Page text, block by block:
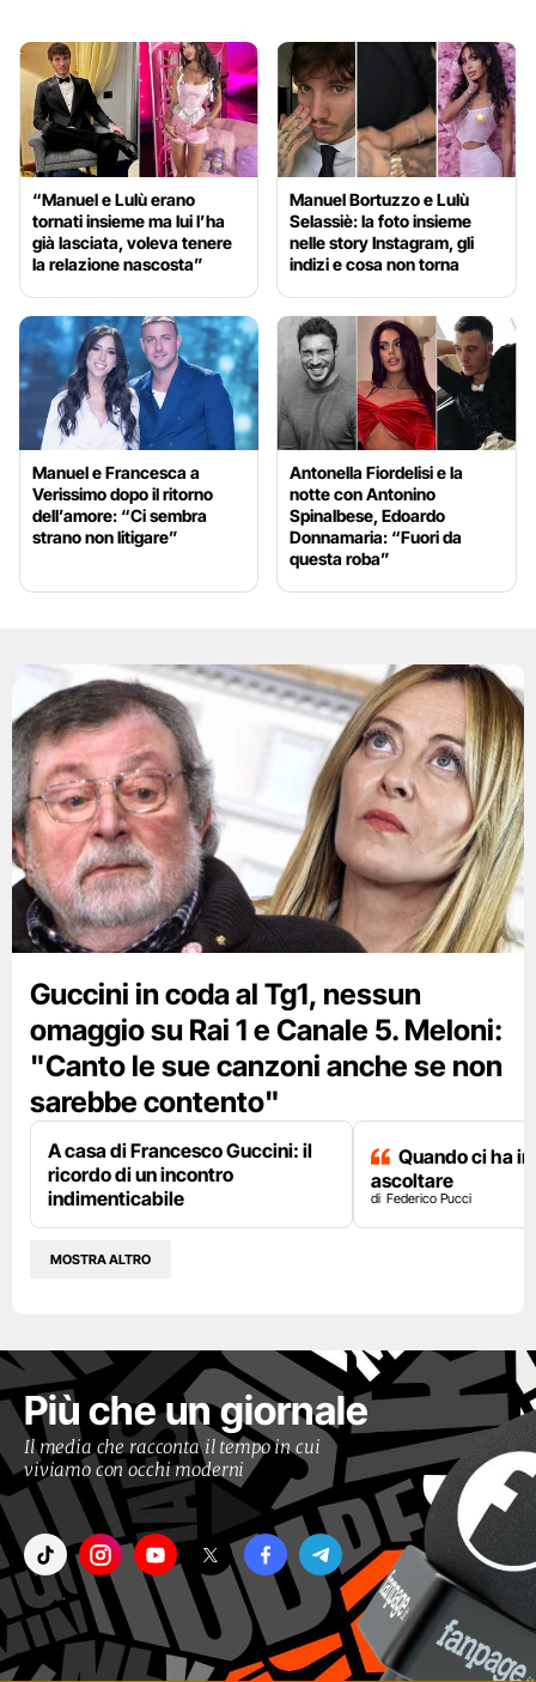
“Manuel e Lulù erano
tornati insieme ma lui l’ha
già lasciata, voleva tenere
la relazione nascosta”
Manuel Bortuzzo e Lulù
Selassiè: la foto insieme
nelle story Instagram, gli
indizi e cosa non torna
Manuel e Francesca a
Verissimo dopo il ritorno
dell’amore: “Ci sembra
strano non litigare”
Antonella Fiordelisi e la
notte con Antonino
Spinalbese, Edoardo
Donnamaria: “Fuori da
questa roba”
Guccini in coda al Tg1, nessun
omaggio su Rai 1 e Canale 5. Meloni:
"Canto le sue canzoni anche se non
sarebbe contento"
A casa di Francesco Guccini: il
ricordo di un incontro
indimenticabile
Quando ci ha
ascoltare
Federico Pucci
MOSTRA ALTRO
Più che un giornale
Il media che racconta il tempo in cui
viviamo con occhi moderni